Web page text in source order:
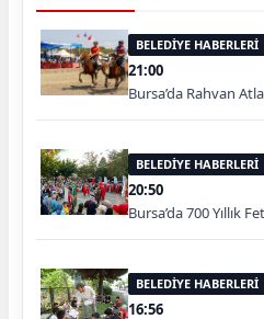
BELEDİYE HABERLERİ
21:00
Bursa’da Rahvan
BELEDİYE HABERLERİ
20:50
Bursa’da 700 Yıllık
BELEDİYE HABERLERİ
16:56